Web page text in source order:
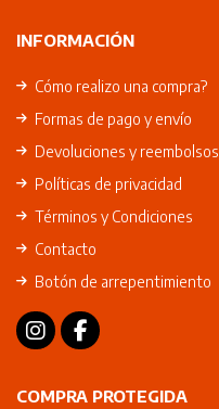
INFORMACIÓN
Cómo realizo una compra?
Formas de pago y envío
Devoluciones y reembolsos
Políticas de privacidad
Términos y Condiciones
Contacto
Botón de arrepentimiento
COMPRA PROTEGIDA